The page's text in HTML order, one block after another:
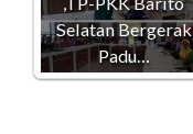
Selatan Bergerak
Padu…